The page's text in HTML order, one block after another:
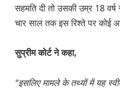
सहमति दी तो उसकी उम्र 18
चार साल तक इस रिश्ते पर कोई
सुप्रीम कोर्ट ने कहा,
"इसलिए मामले के तथ्यों में यह